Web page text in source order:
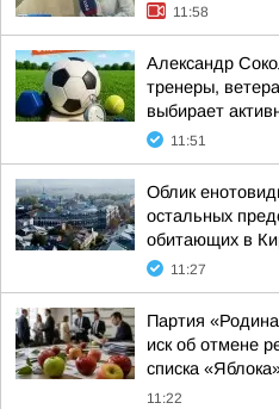
11:58
Александр
тренеры,
выбирает
11:51
Облик
остальных
обитающих в
11:27
Партия
иск об отмене
списка
11:22